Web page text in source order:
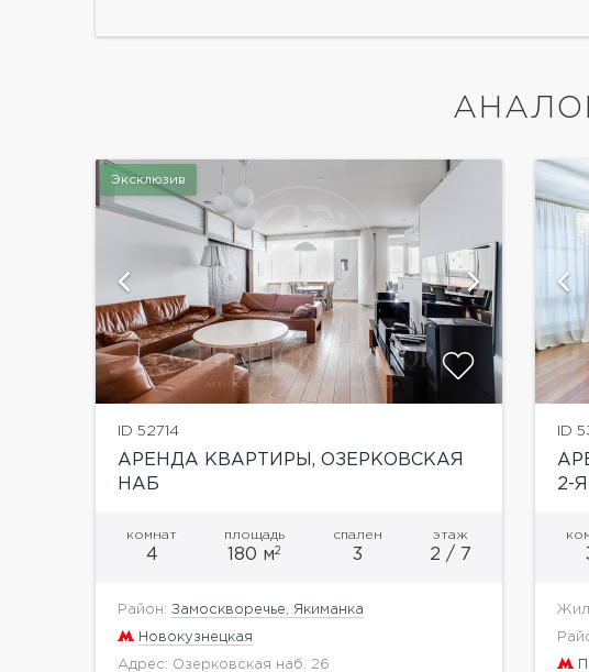
Эксклюзив
ID 52714
АРЕНДА КВАРТИРЫ, ОЗЕРКОВСКАЯ
НАБ
комнат
4
площадь
180 м2
спален
3
этаж
2 / 7
Район: Замоскворечье, Якиманка
Новокузнецкая
Адрес: Озерковская наб. 26
показать ещё 36 фотографий
ID
2-Я